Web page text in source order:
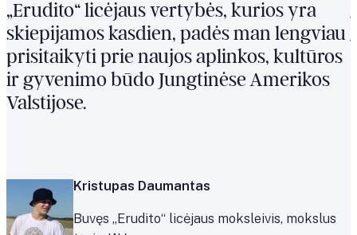
„Erudito“ licėjaus vertybės, kurios yra
skiepijamos kasdien, padės man lengviau
prisitaikyti prie naujos aplinkos, kultūros
ir gyvenimo būdo Jungtinėse Amerikos
Valstijose.
Kristupas Daumantas
Buvęs „Erudito“ licėjaus moksleivis, mokslus